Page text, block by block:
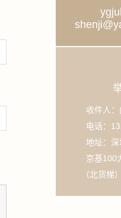
收件人：
电话：
地址：深
京基100大
（北货梯）